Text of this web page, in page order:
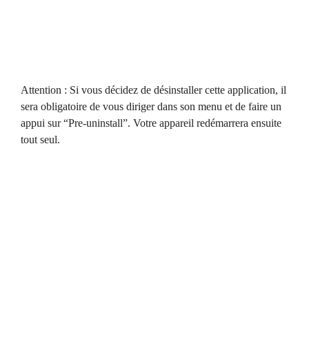
Attention : Si vous décidez de désinstaller cette application, il
sera obligatoire de vous diriger dans son menu et de faire un
appui sur “Pre-uninstall”. Votre appareil redémarrera ensuite
tout seul.